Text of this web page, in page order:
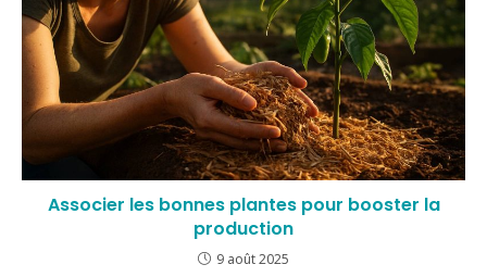
Associer les bonnes plantes pour booster la
production
9 août 2025